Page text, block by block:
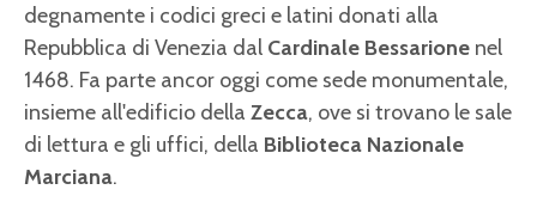
degnamente i codici greci e latini donati alla
Repubblica di Venezia dal Cardinale Bessarione nel
1468. Fa parte ancor oggi come sede monumentale,
insieme all'edificio della Zecca, ove si trovano le sale
di lettura e gli uffici, della Biblioteca Nazionale
Marciana.